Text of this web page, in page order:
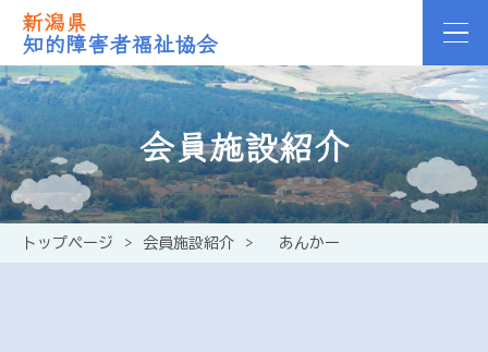
新潟県
知的障害者福祉協会
会員施設紹介
トップページ > 会員施設紹介 > あんかー